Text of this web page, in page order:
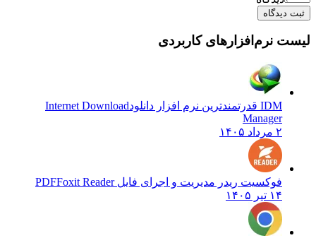
ثبت دیدگاه
لیست نرم‌افزارهای کاربردی
IDM قدرتمندترین نرم افزار دانلود
Internet Download
Manager
۲ مرداد ۱۴۰۵
فوکسیت ریدر مدیریت و اجرای فایل PDFFoxit Reader
۱۴ تیر ۱۴۰۵